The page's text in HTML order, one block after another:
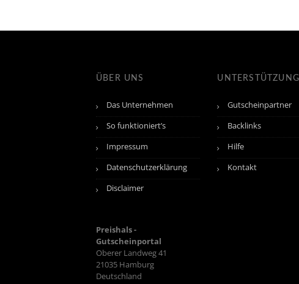
ÜBER UNS
Das Unternehmen
So funktioniert’s
Impressum
Datenschutzerklärung
Disclaimer
Preishals -
Gutscheinportal
Oberer Landweg 41
21035 Hamburg
Deutschland
UNTERSTÜTZUNG
Gutscheinpartner
Backlinks
Hilfe
Kontakt